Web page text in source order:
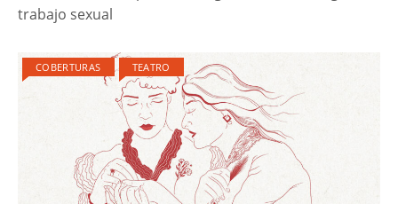
trabajo sexual
COBERTURAS TEATRO